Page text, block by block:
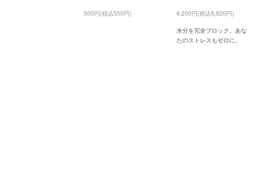
500円(税込550円) 6,200円(税込6,820円)
水分を完全ブロック。あな
たのストレスもゼロに。